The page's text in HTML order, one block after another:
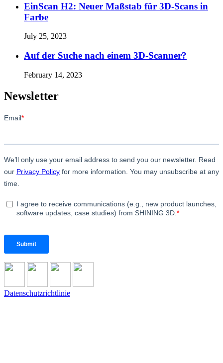
EinScan H2: Neuer Maßstab für 3D-Scans in
Farbe
July 25, 2023
Auf der Suche nach einem 3D-Scanner?
February 14, 2023
Newsletter
Datenschutzrichtlinie